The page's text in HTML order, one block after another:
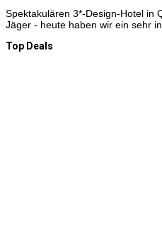
Spektakulären 3*-Design-Hotel in
Jäger - heute haben wir ein sehr
Top Deals